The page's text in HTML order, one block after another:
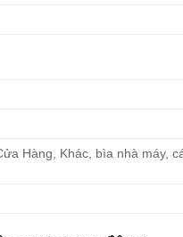
Hàng, Khác, bìa nhà máy,